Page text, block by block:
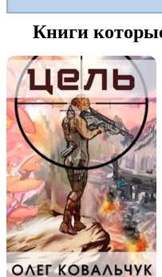
Книги